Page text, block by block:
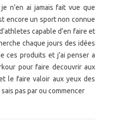
n’en ai jamais fait vue que
encore un sport non connue
capable d’en faire et
chaque jours des idées
ces produits et j’ai penser a
pour faire decouvrir aux
le faire valoir aux yeux des
pas par ou commencer